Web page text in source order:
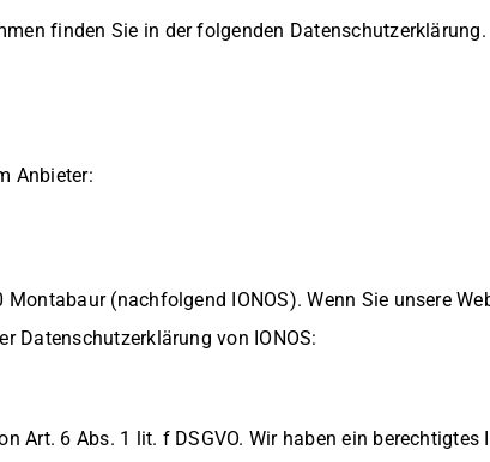
finden Sie in der folgenden Datenschutzerklärung.
Anbieter:
(nachfolgend IONOS). Wenn Sie unsere
Datenschutzerklärung von IONOS:
Art. 6 Abs. 1 lit. f DSGVO. Wir haben ein